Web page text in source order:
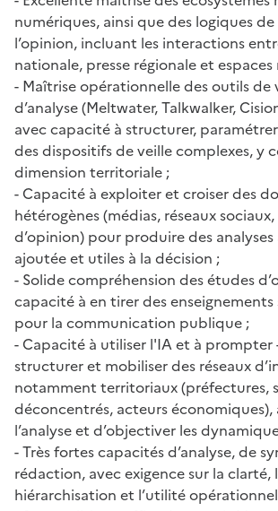
numériques, ainsi que des logiques
l’opinion, incluant les interactions
nationale, presse régionale et
- Maîtrise opérationnelle des outils de
d’analyse (Meltwater, Talkwalker,
avec capacité à structurer,
des dispositifs de veille complexes, y
dimension territoriale ;
- Capacité à exploiter et croiser des
hétérogènes (médias, réseaux
d’opinion) pour produire des
ajoutée et utiles à la décision ;
- Solide compréhension des études
capacité à en tirer des
pour la communication publique ;
- Capacité à utiliser l'IA et à prompter
structurer et mobiliser des réseaux
notamment territoriaux (préfectures,
déconcentrés, acteurs économiques),
l’analyse et d’objectiver les
- Très fortes capacités d’analyse, de
rédaction, avec exigence sur la clarté,
hiérarchisation et l’utilité